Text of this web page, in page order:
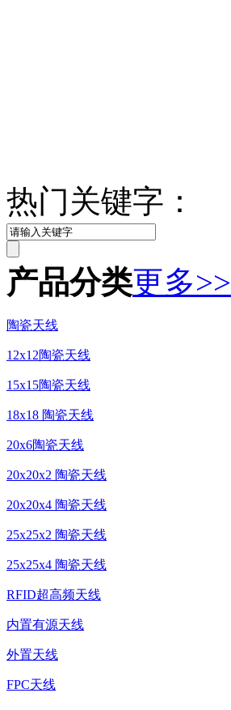
热门关键字：
产品分类更多>>
陶瓷天线
12x12陶瓷天线
15x15陶瓷天线
18x18 陶瓷天线
20x6陶瓷天线
20x20x2 陶瓷天线
20x20x4 陶瓷天线
25x25x2 陶瓷天线
25x25x4 陶瓷天线
RFID超高频天线
内置有源天线
外置天线
FPC天线